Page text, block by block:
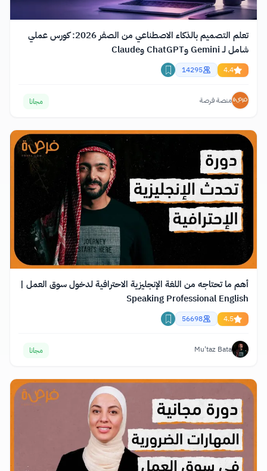
تعلم التصميم بالذكاء الاصطناعي من الصفر 2026: كورس عملي
شامل لـ Gemini وChatGPT وClaude
4.4
14295
منصة فرصة مجانا
أهم ما تحتاجه من اللغة الإنجليزية الاحترافية لدخول سوق العمل |
Speaking Professional English
4.5
56698
Mu'taz Bata مجانا